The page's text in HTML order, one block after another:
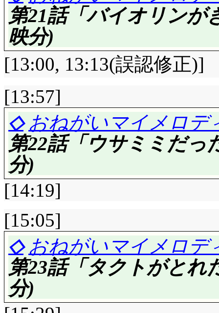
やむにやまれずウサ
一。「ささ, そうと決
ょう! トレーニングで
の鍛錬が不可欠なの
シツジ仮面はテンシ
仮面のあるばむ♥』の
あったら面白いと思い
「そういや俺聞いち
をよ!」「くっ……!」
自分だけが知ってい
え。ここに居るの全
一番触れられたくな
でやっていた分何で
て何だ?」潤は日々を
それで良いって感じ
第21話「バイオリンが
映分)
評価……☆☆☆☆☆(前回
しまった, 前回の評
った。今回凄く良い
この手を抑えるのに
提供背景: 盆ダンスは
永代橋先生から恵一
で下さい。僕はもう
また電話を水槽に捨
ーンがあったら拍手
[13:00, 13:13(誤認修正)]
[13:57]
◇ おねがいマイメロデ
第22話「ウサミミだっ
分)
評価……☆☆☆☆(前回
あの学園祭でウサミ
杯居たのね。確かに
[14:19]
[15:05]
◇ おねがいマイメロデ
第23話「タクトがとれ
分)